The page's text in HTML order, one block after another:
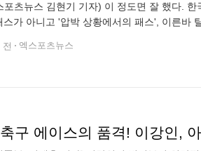
포츠뉴스 김현기 기자) 이 정도면 잘 했다.
스가 아니고 '압박 상황에서의 패스', 이른바
엑스포츠뉴스